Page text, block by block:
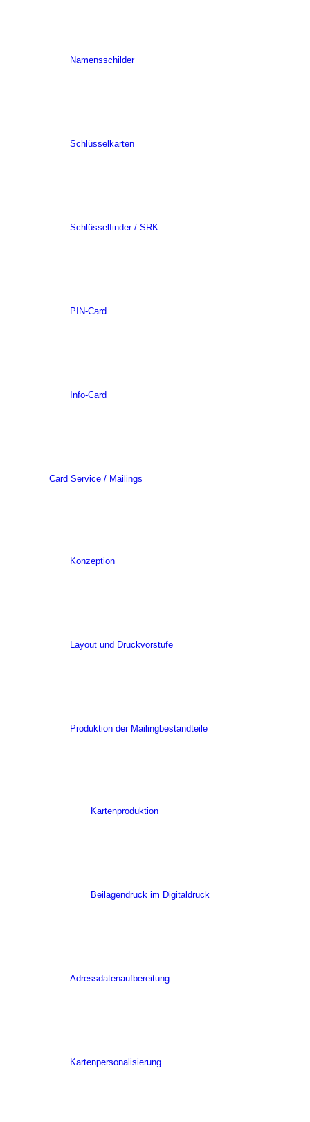
Namensschilder
Schlüsselkarten
Schlüsselfinder / SRK
PIN-Card
Info-Card
Card Service / Mailings
Konzeption
Layout und Druckvorstufe
Produktion der Mailingbestandteile
Kartenproduktion
Beilagendruck im Digitaldruck
Adressdatenaufbereitung
Kartenpersonalisierung